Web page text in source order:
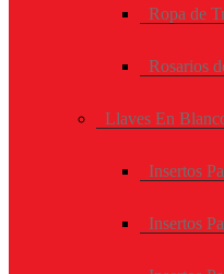
Ropa de
Rosarios
Llaves En
Insertos
Insertos